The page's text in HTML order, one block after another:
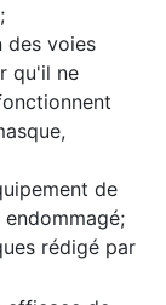
des voies
qu'il ne
de
rédigé par